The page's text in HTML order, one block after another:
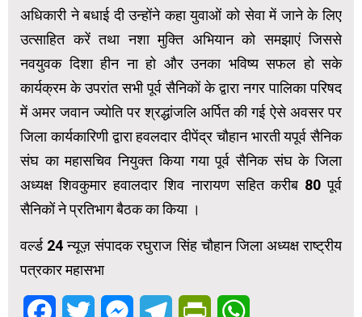
अधिकारी ने बधाई दी उन्होंने कहा युवाओं को सेवा में जाने के लिए
उत्साहित करें तथा नशा मुक्ति अभियान को समझाएं जिससे
नवयुवक दिशा हीन ना हो और उनका भविष्य सफल हो सके
कार्यक्रम के उपरांत सभी पूर्व सैनिकों के द्वारा नगर पालिका परिषद
में अमर जवान ज्योति पर श्रद्धांजलि अर्पित की गई ऐसे अवसर पर
जिला कार्यकारिणी द्वारा हवलदार दीपेंद्र चौहान भारती यपूर्व सैनिक
संघ का महासचिव नियुक्त किया गया पूर्व सैनिक संघ के जिला
अध्यक्ष शिवकुमार हवालदार शिव नारायण सहित करीब 80 पूर्व
सैनिकों ने प्रतिभाग बैठक का किया ।
वर्ल्ड 24 न्यूज़ संपादक रघुराज सिंह चौहान जिला अध्यक्ष राष्ट्रीय
पत्रकार महासभा
FacebookTwitter MessengerTelegramPrintFriendly